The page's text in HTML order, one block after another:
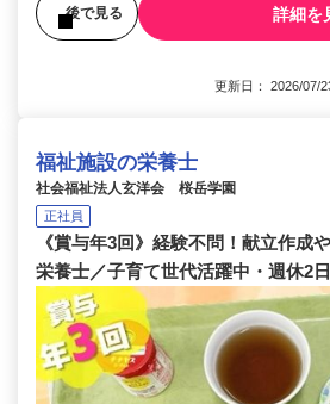
後で見る 詳細を
更新日： 2026/
福祉施設の栄養士
社会福祉法人玄洋会 桜岳学園
正社員
《賞与年3回》経験不問！献立作成
栄養士／子育て世代活躍中・週休2日